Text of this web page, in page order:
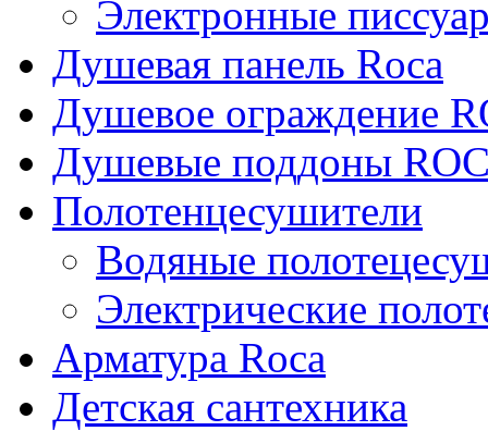
Электронные
Душевая панель Roca
Душевое ограждение
Душевые поддоны
Полотенцесушители
Водяные
Электрические
Арматура Roca
Детская сантехника